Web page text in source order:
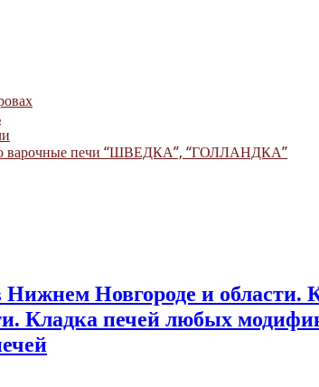
варочные печи “ШВЕДКА”, “ГОЛЛАНДКА”
Кладка печей любых